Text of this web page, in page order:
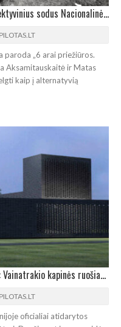
6 ARAI PRIEŽIŪROS: Sugrįžimas į kolektyvinius sodus Nacionalinėje dailės galerijoje
PILOTAS.LT
paroda „6 arai priežiūros.
Aksamitauskaitė ir Matas
kaip į alternatyvią
PRIE KAUNO STATYS KREMATORIUMĄ: Vainatrakio kapinės ruošiamos plėtrai
PILOTAS.LT
oficialiai atidarytos